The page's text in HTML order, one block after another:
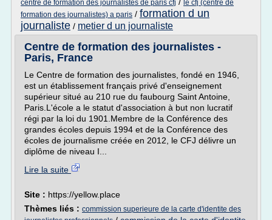
centre de formation des journalistes de paris cfj
le cfj (centre de
formation des journalistes) a paris / formation d un
journaliste / metier d un journaliste
Centre de formation des journalistes -
Paris, France
Le Centre de formation des journalistes, fondé en 1946,
est un établissement français privé d'enseignement
supérieur situé au 210 rue du faubourg Saint Antoine,
Paris.L'école a le statut d'association à but non lucratif
régi par la loi du 1901.Membre de la Conférence des
grandes écoles depuis 1994 et de la Conférence des
écoles de journalisme créée en 2012, le CFJ délivre un
diplôme de niveau I...
Lire la suite
Site : https://yellow.place
Thèmes liés : commission superieure de la carte d'identite des